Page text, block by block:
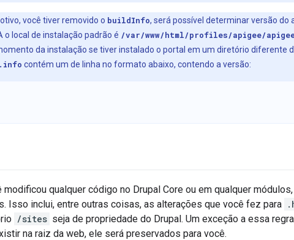
você tiver removido o buildInfo, será possível determinar versão do
A o local de instalação padrão é /var/www/html/profiles/apigee/
da instalação se tiver instalado o portal em um diretório diferente
contém um de linha no formato abaixo, contendo a versão:
qualquer código no Drupal Core ou em qualquer
Isso inclui, entre outras coisas, as alterações que você fez para
/sites seja de propriedade do Drupal. Um exceção a essa
na raiz da web, ele será preservados para você.